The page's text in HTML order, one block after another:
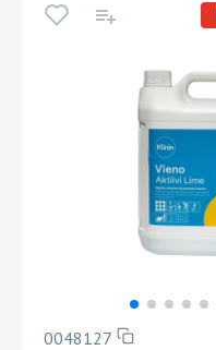
0048127